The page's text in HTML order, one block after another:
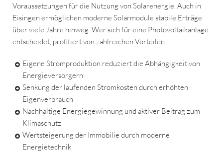
Voraussetzungen für die Nutzung von Solarenergie. Auch in
Eisingen ermöglichen moderne Solarmodule stabile Erträge
über viele Jahre hinweg. Wer sich für eine Photovoltaikanlage
entscheidet, profitiert von zahlreichen Vorteilen:
Eigene Stromproduktion reduziert die Abhängigkeit von
Energieversorgern
Senkung der laufenden Stromkosten durch erhöhten
Eigenverbrauch
Nachhaltige Energiegewinnung und aktiver Beitrag zum
Klimaschutz
Wertsteigerung der Immobilie durch moderne
Energietechnik